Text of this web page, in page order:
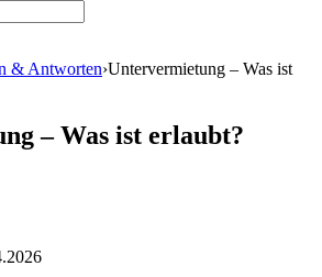
& Antworten›Untervermietung – Was ist
– Was ist erlaubt?